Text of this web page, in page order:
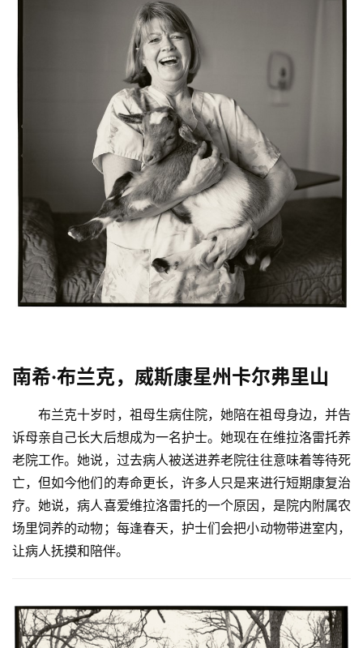
南希·布兰克，威斯康星州卡尔弗里山
布兰克十岁时，祖母生病住院，她陪在祖母身边，并告
诉母亲自己长大后想成为一名护士。她现在在维拉洛雷托养
老院工作。她说，过去病人被送进养老院往往意味着等待死
亡，但如今他们的寿命更长，许多人只是来进行短期康复治
疗。她说，病人喜爱维拉洛雷托的一个原因，是院内附属农
场里饲养的动物；每逢春天，护士们会把小动物带进室内，
让病人抚摸和陪伴。